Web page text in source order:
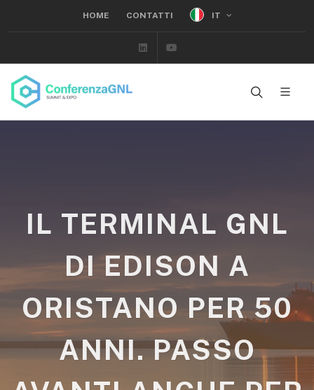
HOME CONTATTI IT
Linkedin
IL TERMINAL GNL
DI EDISON A
ORISTANO PER 50
ANNI. PASSO